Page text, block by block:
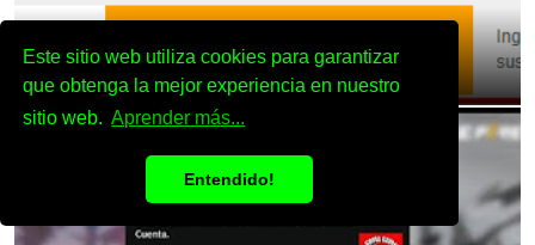
Este sitio web utiliza cookies para garantizar
que obtenga la mejor experiencia en nuestro
sitio web. Aprender más...
Entendido!
abril 08, 2022